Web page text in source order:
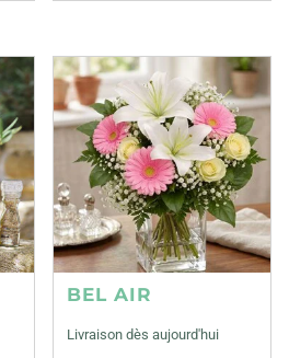
BEL AIR
Livraison dès aujourd'hui